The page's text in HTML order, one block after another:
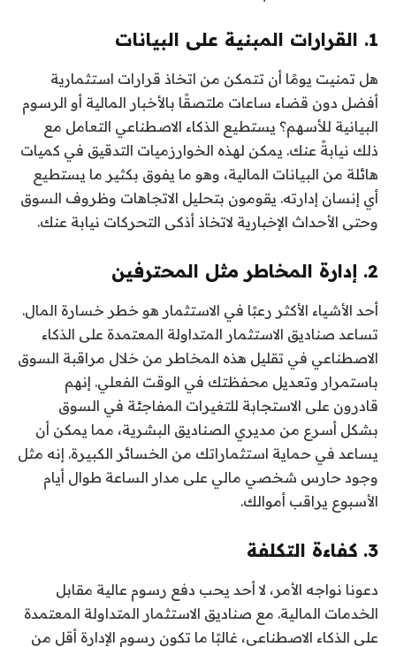
1. القرارات المبنية على البيانات
هل تمنيت يومًا أن تتمكن من اتخاذ قرارات استثمارية
أفضل دون قضاء ساعات ملتصقًا بالأخبار المالية أو الرسوم
البيانية للأسهم؟ يستطيع الذكاء الاصطناعي التعامل مع
ذلك نيابةً عنك. يمكن لهذه الخوارزميات التدقيق في كميات
هائلة من البيانات المالية، وهو ما يفوق بكثير ما يستطيع
أي إنسان إدارته. يقومون بتحليل الاتجاهات وظروف السوق
وحتى الأحداث الإخبارية لاتخاذ أذكى التحركات نيابة عنك.
2. إدارة المخاطر مثل المحترفين
أحد الأشياء الأكثر رعبًا في الاستثمار هو خطر خسارة المال.
تساعد صناديق الاستثمار المتداولة المعتمدة على الذكاء
الاصطناعي في تقليل هذه المخاطر من خلال مراقبة السوق
باستمرار وتعديل محفظتك في الوقت الفعلي. إنهم
قادرون على الاستجابة للتغيرات المفاجئة في السوق
بشكل أسرع من مديري الصناديق البشرية، مما يمكن أن
يساعد في حماية استثماراتك من الخسائر الكبيرة. إنه مثل
وجود حارس شخصي مالي على مدار الساعة طوال أيام
الأسبوع يراقب أموالك.
3. كفاءة التكلفة
دعونا نواجه الأمر، لا أحد يحب دفع رسوم عالية مقابل
الخدمات المالية. مع صناديق الاستثمار المتداولة المعتمدة
على الذكاء الاصطناعي، غالبًا ما تكون رسوم الإدارة أقل من